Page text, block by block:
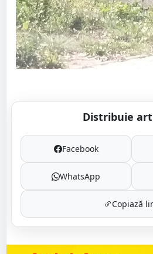
Distribuie
Facebook
WhatsApp
Copiază